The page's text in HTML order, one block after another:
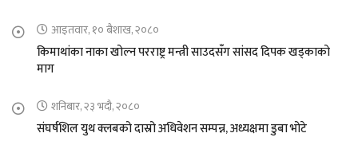
आइतवार, १० बैशाख, २०८०
किमाथांका नाका खोल्न परराष्ट्र मन्त्री साउदसँग सांसद दिपक खड्काको
माग
शनिबार, २३ भदौ, २०८०
संघर्षशिल युथ क्लबको दास्रो अधिवेशन सम्पन्न, अध्यक्षमा डुबा भोटे